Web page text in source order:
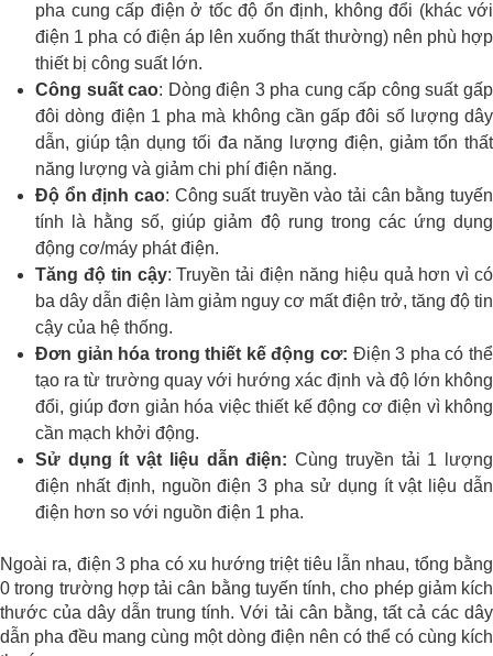
pha cung cấp điện ở tốc độ ổn định, không đổi (khác với
điện 1 pha có điện áp lên xuống thất thường) nên phù hợp
thiết bị công suất lớn.
Công suất cao: Dòng điện 3 pha cung cấp công suất gấp
đôi dòng điện 1 pha mà không cần gấp đôi số lượng dây
dẫn, giúp tận dụng tối đa năng lượng điện, giảm tổn thất
năng lượng và giảm chi phí điện năng.
Độ ổn định cao: Công suất truyền vào tải cân bằng tuyến
tính là hằng số, giúp giảm độ rung trong các ứng dụng
động cơ/máy phát điện.
Tăng độ tin cậy: Truyền tải điện năng hiệu quả hơn vì có
ba dây dẫn điện làm giảm nguy cơ mất điện trở, tăng độ tin
cậy của hệ thống.
Đơn giản hóa trong thiết kế động cơ: Điện 3 pha có thể
tạo ra từ trường quay với hướng xác định và độ lớn không
đổi, giúp đơn giản hóa việc thiết kế động cơ điện vì không
cần mạch khởi động.
Sử dụng ít vật liệu dẫn điện: Cùng truyền tải 1 lượng
điện nhất định, nguồn điện 3 pha sử dụng ít vật liệu dẫn
điện hơn so với nguồn điện 1 pha.
Ngoài ra, điện 3 pha có xu hướng triệt tiêu lẫn nhau, tổng bằng
0 trong trường hợp tải cân bằng tuyến tính, cho phép giảm kích
thước của dây dẫn trung tính. Với tải cân bằng, tất cả các dây
dẫn pha đều mang cùng một dòng điện nên có thể có cùng kích